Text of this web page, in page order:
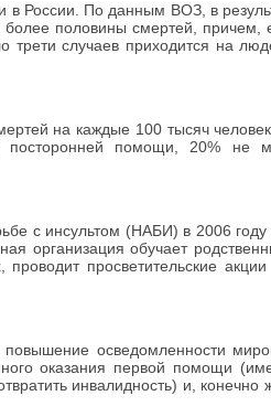
в России. По данным ВОЗ, в
половины смертей, причем,
трети случаев приходится на
на каждые 100 тысяч
посторонней помощи, 20% не
с инсультом (НАБИ) в 2006
организация обучает
просветительские
осведомленности
оказания первой помощи
инвалидность) и, конечно